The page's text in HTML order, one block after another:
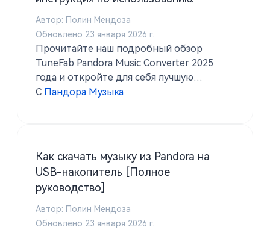
Автор: Полин Мендоза
Обновлено 23 января 2026 г.
Прочитайте наш подробный обзор
TuneFab Pandora Music Converter 2025
года и откройте для себя лучшую
альтернативу - TuneSolo Pandora Music
С Пандора Музыка
Как скачать музыку из Pandora на
USB-накопитель [Полное
руководство]
Автор: Полин Мендоза
Обновлено 23 января 2026 г.